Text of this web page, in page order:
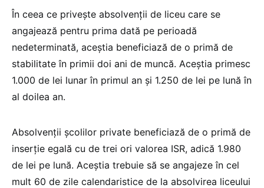
În ceea ce privește absolvenții de liceu care se
angajează pentru prima dată pe perioadă
nedeterminată, aceștia beneficiază de o primă de
stabilitate în primii doi ani de muncă. Aceștia primesc
1.000 de lei lunar în primul an și 1.250 de lei pe lună în
al doilea an.
Absolvenții școlilor private beneficiază de o primă de
inserție egală cu de trei ori valorea ISR, adică 1.980
de lei pe lună. Aceștia trebuie să se angajeze în cel
mult 60 de zile calendaristice de la absolvirea liceului